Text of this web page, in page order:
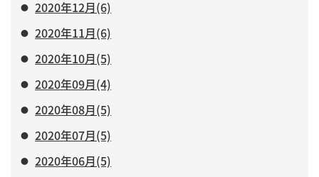
2020年12月(6)
2020年11月(6)
2020年10月(5)
2020年09月(4)
2020年08月(5)
2020年07月(5)
2020年06月(5)